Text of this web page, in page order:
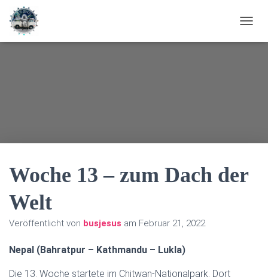
A
U
C
Woche 13 – zum Dach der
Welt
Veröffentlicht von busjesus am Februar 21, 2022
Nepal (Bahratpur – Kathmandu – Lukla)
Die 13. Woche startete im Chitwan-Nationalpark. Dort